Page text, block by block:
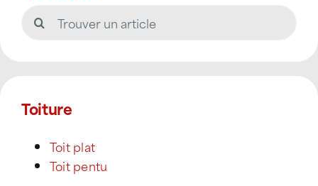
Rechercher:
Toiture
Toit plat
Toit pentu